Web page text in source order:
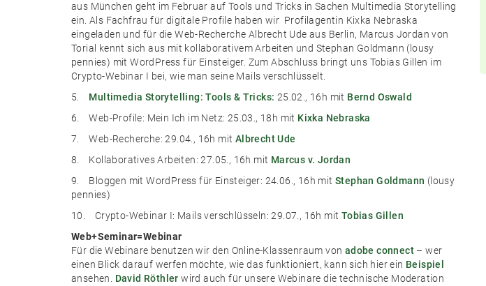
aus München geht im Februar auf Tools und Tricks in Sachen Multimedia Storytelling
ein. Als Fachfrau für digitale Profile haben wir Profilagentin Kixka Nebraska
eingeladen und für die Web-Recherche Albrecht Ude aus Berlin, Marcus Jordan von
Torial kennt sich aus mit kollaborativem Arbeiten und Stephan Goldmann (lousy
pennies) mit WordPress für Einsteiger. Zum Abschluss bringt uns Tobias Gillen im
Crypto-Webinar I bei, wie man seine Mails verschlüsselt.
5. Multimedia Storytelling: Tools & Tricks: 25.02., 16h mit Bernd Oswald
6. Web-Profile: Mein Ich im Netz: 25.03., 18h mit Kixka Nebraska
7. Web-Recherche: 29.04., 16h mit Albrecht Ude
8. Kollaboratives Arbeiten: 27.05., 16h mit Marcus v. Jordan
9. Bloggen mit WordPress für Einsteiger: 24.06., 16h mit Stephan Goldmann (lousy
pennies)
10. Crypto-Webinar I: Mails verschlüsseln: 29.07., 16h mit Tobias Gillen
Web+Seminar=Webinar
Für die Webinare benutzen wir den Online-Klassenraum von adobe connect – wer
einen Blick darauf werfen möchte, wie das funktioniert, kann sich hier ein Beispiel
ansehen. David Röthler wird auch für unsere Webinare die technische Moderation